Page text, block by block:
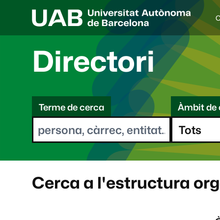
I
d
i
a
e
l
e
o
t
Directori
C
eTerme de cerca Àmbit de
Cerca a l'estructura